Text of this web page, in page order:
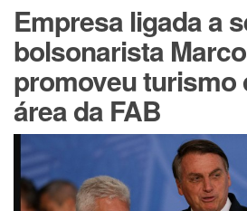
Empresa ligada a
bolsonarista
promoveu turismo
área da FAB